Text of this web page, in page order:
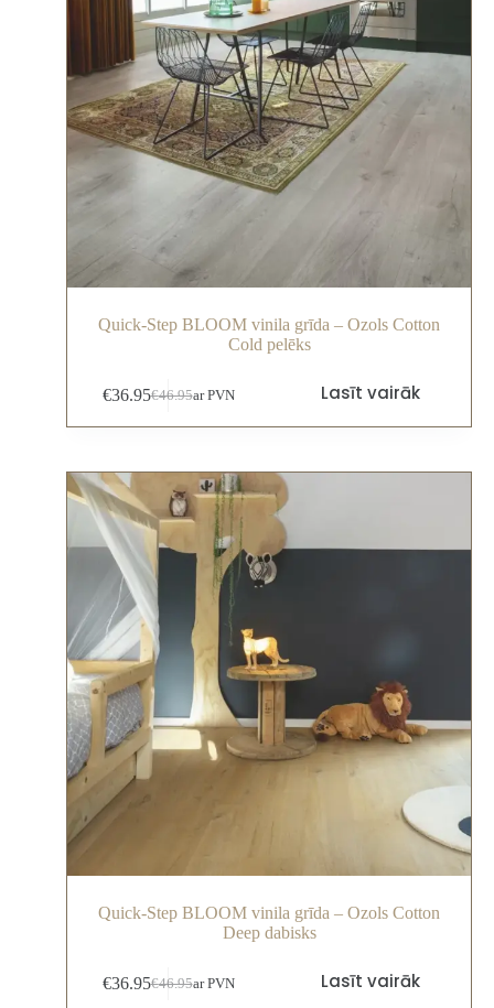
Quick-Step BLOOM vinila grīda – Ozols Cotton
Cold pelēks
€46.95
€36.95 ar PVN Lasīt vairāk
Quick-Step BLOOM vinila grīda – Ozols Cotton
Deep dabisks
€46.95
€36.95 ar PVN Lasīt vairāk